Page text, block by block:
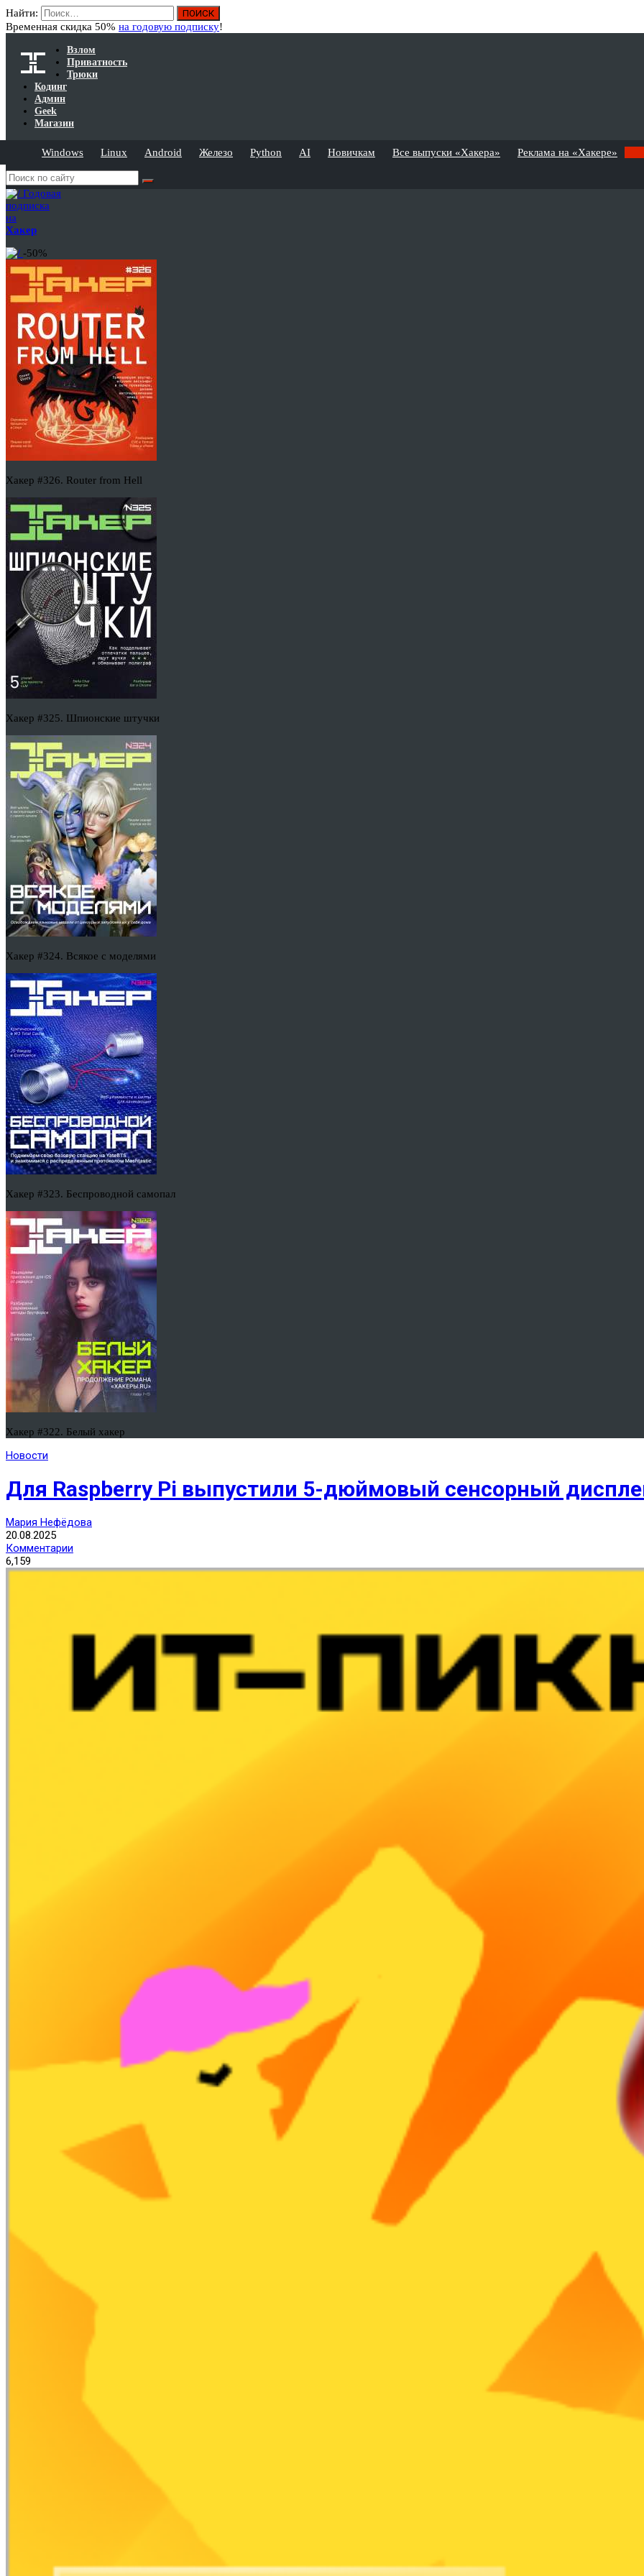
Найти:
Временная скидка 50% на годовую подписку!
Взлом
Приватность
Трюки
Кодинг
Админ
Geek
Магазин
Windows Linux Android Железо Python AI Новичкам Все выпуски «Хакера» Реклама на «Хакере»
Годовая
подписка
на
Хакер
-50%
Хакер #326. Router from Hell
Хакер #325. Шпионские штучки
Хакер #324. Всякое с моделями
Хакер #323. Беспроводной самопал
Хакер #322. Белый хакер
Новости
Для Raspberry Pi выпустили 5-дюймовый сенсорный
Мария Нефёдова
20.08.2025
Комментарии
6,159